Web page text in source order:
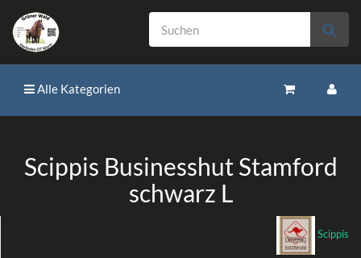
Alle Kategorien
Scippis Businesshut Stamford
schwarz L
Scippis